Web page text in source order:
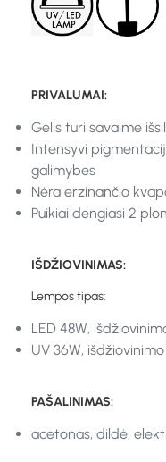
PRIVALUMAI:
Gelis turi savaime
Intensyvi
galimybes
Nėra erzinančio
Puikiai dengiasi 2
IŠDŽIOVINIMAS:
Lempos tipas:
LED 48W,
UV 36W, išdžiovinimo
PAŠALINIMAS:
acetonas, dildė,